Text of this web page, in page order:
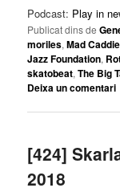
Podcast: Play in
Publicat dins de
moriles,Mad
Jazz Foundation,
skatobeat,The Big
Deixa un comentari
[424]
2018